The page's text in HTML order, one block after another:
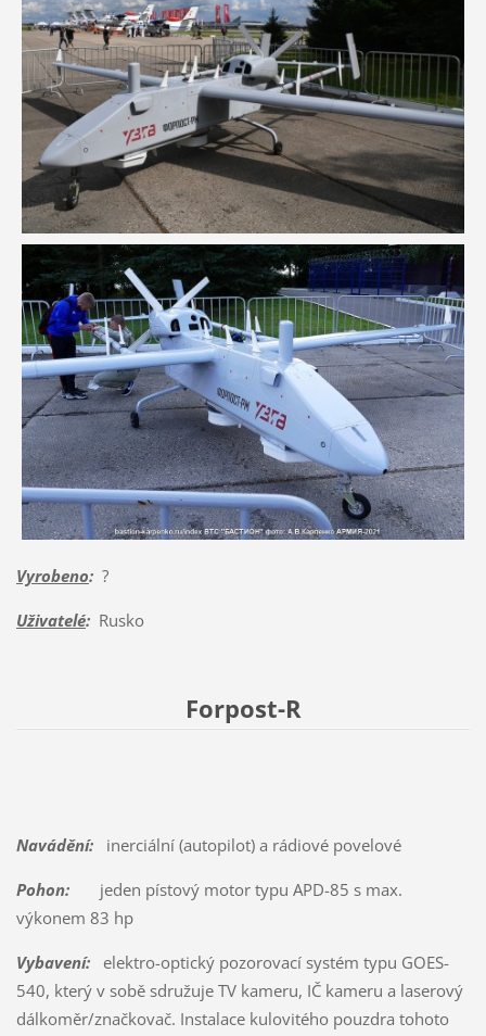
Vyrobeno:?
Uživatelé:Rusko
Forpost-R
Navádění:inerciální (autopilot) a rádiové povelové
Pohon:jeden pístový motor typu APD-85 s max.
výkonem 83 hp
Vybavení:elektro-optický pozorovací systém typu GOES-
540, který v sobě sdružuje TV kameru, IČ kameru a laserový
dálkoměr/značkovač. Instalace kulovitého pouzdra tohoto